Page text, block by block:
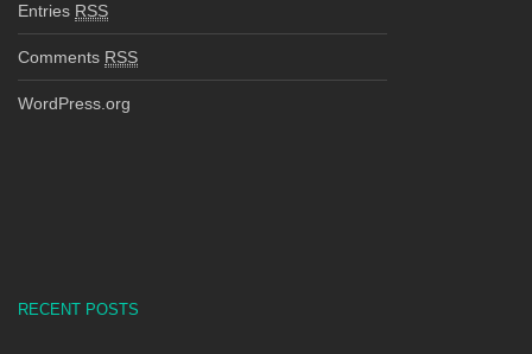
Entries RSS
Comments RSS
WordPress.org
RECENT POSTS